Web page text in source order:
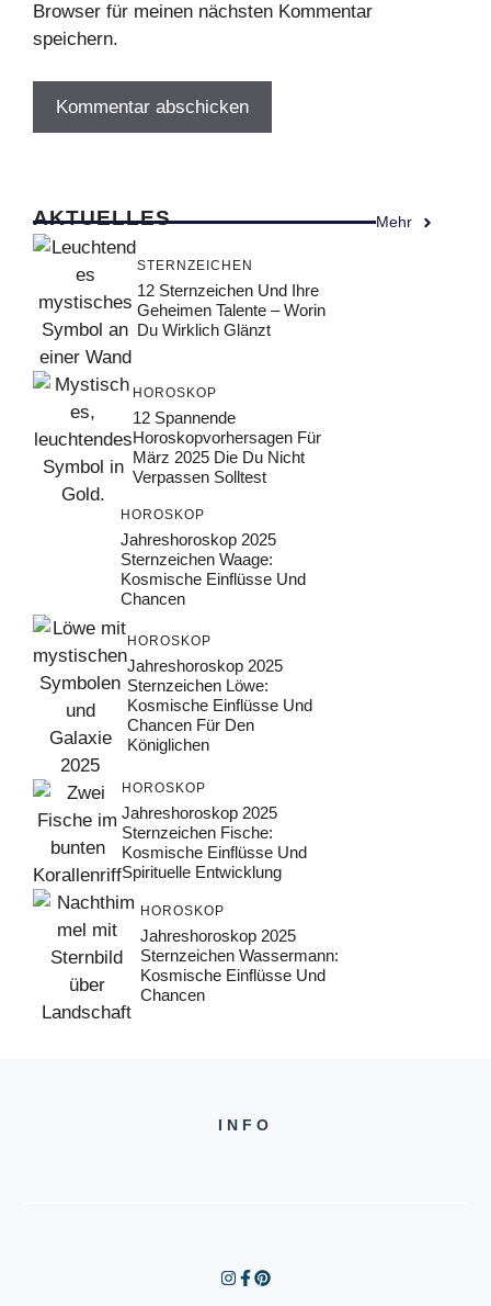
Browser für meinen nächsten Kommentar
speichern.
AKTUELLES Mehr
STERNZEICHEN
12 Sternzeichen Und Ihre
Geheimen Talente – Worin
Du Wirklich Glänzt
HOROSKOP
12 Spannende
Horoskopvorhersagen Für
März 2025 Die Du Nicht
Verpassen Solltest
HOROSKOP
Jahreshoroskop 2025
Sternzeichen Waage:
Kosmische Einflüsse Und
Chancen
HOROSKOP
Jahreshoroskop 2025
Sternzeichen Löwe:
Kosmische Einflüsse Und
Chancen Für Den
Königlichen
HOROSKOP
Jahreshoroskop 2025
Sternzeichen Fische:
Kosmische Einflüsse Und
Spirituelle Entwicklung
HOROSKOP
Jahreshoroskop 2025
Sternzeichen Wassermann:
Kosmische Einflüsse Und
Chancen
INFO